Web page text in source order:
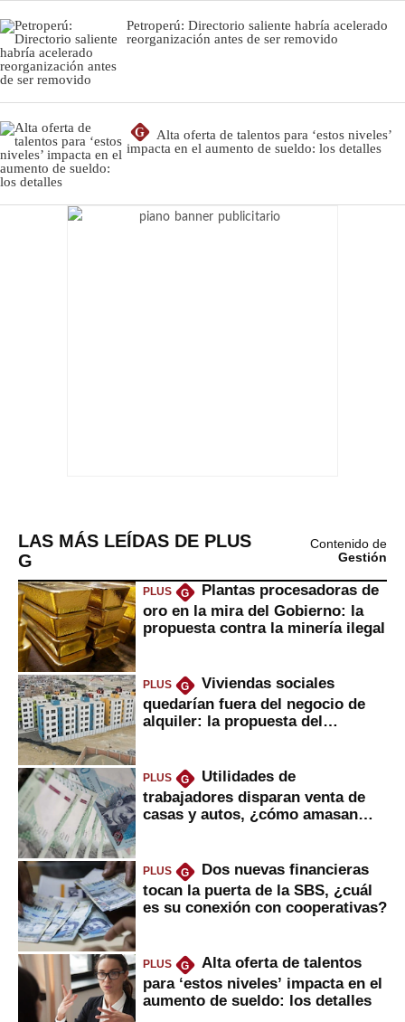
Petroperú: Directorio saliente habría acelerado
reorganización antes de ser removido
G
Alta oferta de talentos para ‘estos niveles’
impacta en el aumento de sueldo: los detalles
LAS MÁS LEÍDAS DE PLUS
G
Contenido de
Gestión
PLUS G
Plantas procesadoras de
oro en la mira del Gobierno: la
propuesta contra la minería ilegal
PLUS G
Viviendas sociales
quedarían fuera del negocio de
alquiler: la propuesta del
PLUS G
Utilidades de
trabajadores disparan venta de
casas y autos, ¿cómo amasan
PLUS G
Dos nuevas financieras
tocan la puerta de la SBS, ¿cuál
es su conexión con cooperativas?
PLUS G
Alta oferta de talentos
para ‘estos niveles’ impacta en el
aumento de sueldo: los detalles